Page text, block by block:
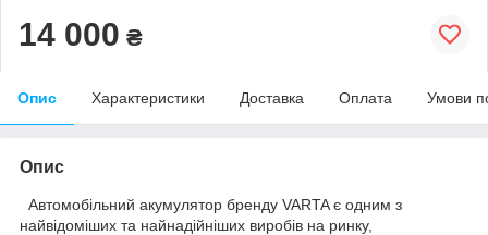
14 000 ₴
Опис Характеристики Доставка Оплата Умови
Опис
Автомобільний акумулятор бренду VARTA є одним з
найвідоміших та найнадійніших виробів на ринку,